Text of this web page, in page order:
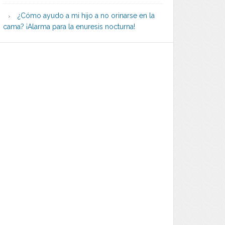
¿Cómo ayudo a mi hijo a no orinarse en la
cama? ¡Alarma para la enuresis nocturna!